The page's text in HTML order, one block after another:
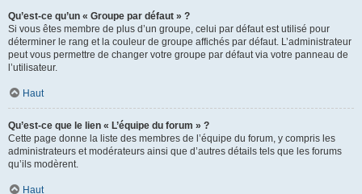
Qu’est-ce qu’un « Groupe par défaut » ?
Si vous êtes membre de plus d’un groupe, celui par défaut est utilisé pour
déterminer le rang et la couleur de groupe affichés par défaut. L’administrateur
peut vous permettre de changer votre groupe par défaut via votre panneau de
l’utilisateur.
Haut
Qu’est-ce que le lien « L’équipe du forum » ?
Cette page donne la liste des membres de l’équipe du forum, y compris les
administrateurs et modérateurs ainsi que d’autres détails tels que les forums
qu’ils modèrent.
Haut